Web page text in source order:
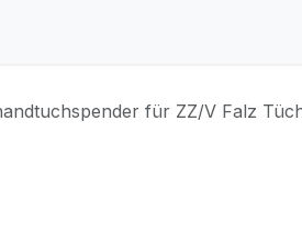
für ZZ/V Falz